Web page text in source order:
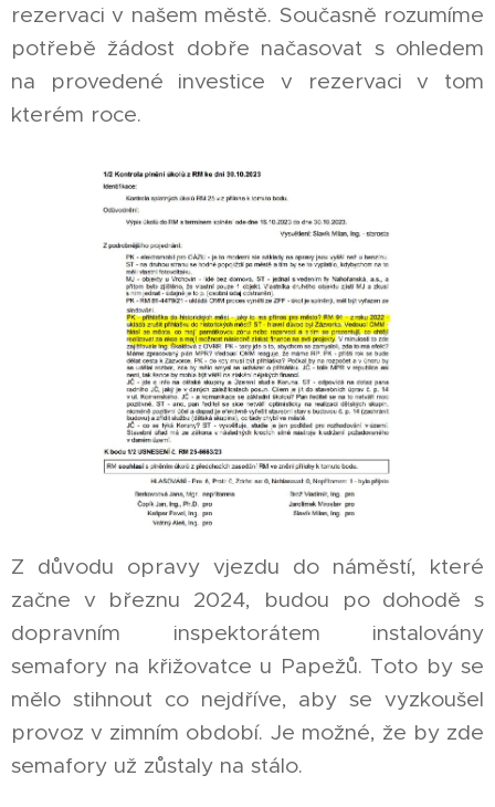
rezervaci v našem městě. Současně rozumíme
potřebě žádost dobře načasovat s ohledem
na provedené investice v rezervaci v tom
kterém roce.
Z důvodu opravy vjezdu do náměstí, které
začne v březnu 2024, budou po dohodě s
dopravním inspektorátem instalovány
semafory na křižovatce u Papežů. Toto by se
mělo stihnout co nejdříve, aby se vyzkoušel
provoz v zimním období. Je možné, že by zde
semafory už zůstaly na stálo.